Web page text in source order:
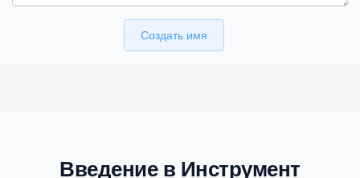
Создать имя
Введение в Инструмент